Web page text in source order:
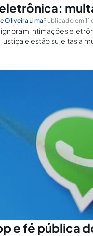
Oliveira LimaPublicado em 11
intimações
e estão sujeitas a
e fé pública